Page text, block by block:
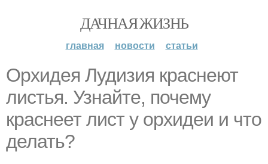
ДАЧНАЯ ЖИЗНЬ
главная новости статьи
Орхидея Лудизия краснеют
листья. Узнайте, почему
краснеет лист у орхидеи и что
делать?